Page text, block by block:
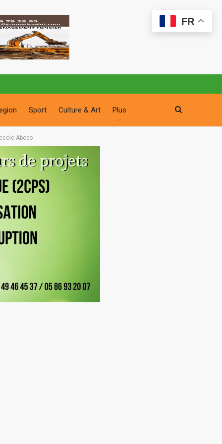
Sport Culture & Art Plus
Abobo
FR